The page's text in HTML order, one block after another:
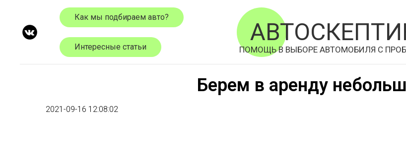
ПОМОЩЬ В ВЫБОРЕ АВТОМОБИЛЯ С
Как мы подбираем авто?
Интересные статьи
Берем в аренду
2021-09-16 12:08:02